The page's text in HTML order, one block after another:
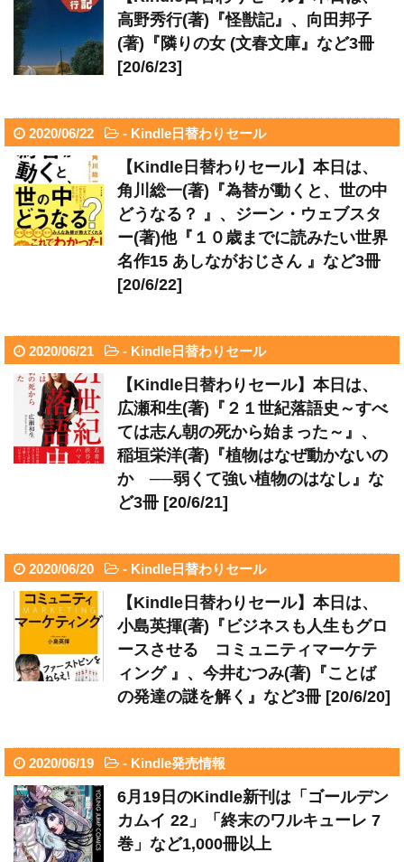
高野秀行(著)『怪獣記』、向田邦子
(著)『隣りの女 (文春文庫』など3冊
[20/6/23]
2020/06/22 - Kindle日替わりセール
【Kindle日替わりセール】本日は、
角川総一(著)『為替が動くと、世の中
どうなる？ 』、ジーン・ウェブスタ
ー(著)他『１０歳までに読みたい世界
名作15 あしながおじさん 』など3冊
[20/6/22]
2020/06/21 - Kindle日替わりセール
【Kindle日替わりセール】本日は、
広瀬和生(著)『２１世紀落語史～すべ
ては志ん朝の死から始まった～』、
稲垣栄洋(著)『植物はなぜ動かないの
か ──弱くて強い植物のはなし』な
ど3冊 [20/6/21]
2020/06/20 - Kindle日替わりセール
【Kindle日替わりセール】本日は、
小島英揮(著)『ビジネスも人生もグロ
ースさせる コミュニティマーケテ
ィング 』、今井むつみ(著)『ことば
の発達の謎を解く』など3冊 [20/6/20]
2020/06/19 - Kindle発売情報
6月19日のKindle新刊は「ゴールデン
カムイ 22」「終末のワルキューレ 7
巻」など1,000冊以上